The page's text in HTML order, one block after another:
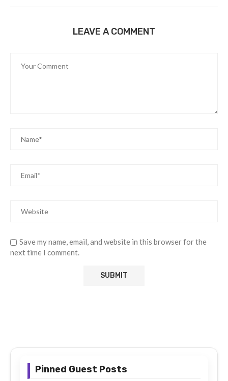
LEAVE A COMMENT
Save my name, email, and website in this browser for the
next time I comment.
Pinned Guest Posts